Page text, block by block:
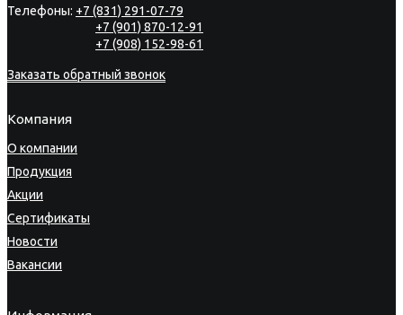
Телефоны: +7 (831) 291-07-79
+7 (901) 870-12-91
+7 (908) 152-98-61
Заказать обратный звонок
Компания
О компании
Продукция
Акции
Сертификаты
Новости
Вакансии